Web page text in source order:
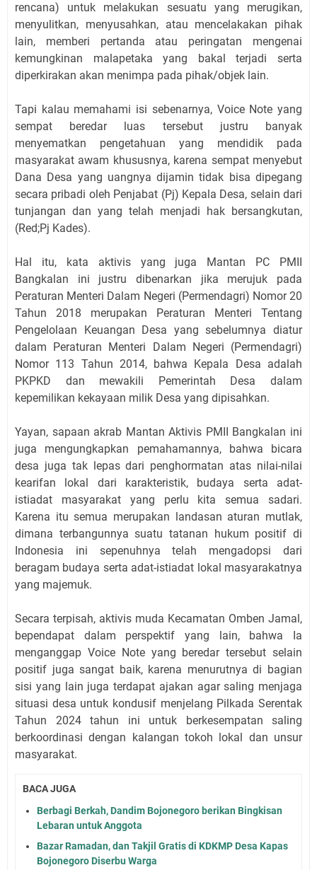
rencana) untuk melakukan sesuatu yang merugikan,
menyulitkan, menyusahkan, atau mencelakakan pihak
lain, memberi pertanda atau peringatan mengenai
kemungkinan malapetaka yang bakal terjadi serta
diperkirakan akan menimpa pada pihak/objek lain.
Tapi kalau memahami isi sebenarnya, Voice Note yang
sempat beredar luas tersebut justru banyak
menyematkan pengetahuan yang mendidik pada
masyarakat awam khususnya, karena sempat menyebut
Dana Desa yang uangnya dijamin tidak bisa dipegang
secara pribadi oleh Penjabat (Pj) Kepala Desa, selain dari
tunjangan dan yang telah menjadi hak bersangkutan,
(Red;Pj Kades).
Hal itu, kata aktivis yang juga Mantan PC PMII
Bangkalan ini justru dibenarkan jika merujuk pada
Peraturan Menteri Dalam Negeri (Permendagri) Nomor 20
Tahun 2018 merupakan Peraturan Menteri Tentang
Pengelolaan Keuangan Desa yang sebelumnya diatur
dalam Peraturan Menteri Dalam Negeri (Permendagri)
Nomor 113 Tahun 2014, bahwa Kepala Desa adalah
PKPKD dan mewakili Pemerintah Desa dalam
kepemilikan kekayaan milik Desa yang dipisahkan.
Yayan, sapaan akrab Mantan Aktivis PMII Bangkalan ini
juga mengungkapkan pemahamannya, bahwa bicara
desa juga tak lepas dari penghormatan atas nilai-nilai
kearifan lokal dari karakteristik, budaya serta adat-
istiadat masyarakat yang perlu kita semua sadari.
Karena itu semua merupakan landasan aturan mutlak,
dimana terbangunnya suatu tatanan hukum positif di
Indonesia ini sepenuhnya telah mengadopsi dari
beragam budaya serta adat-istiadat lokal masyarakatnya
yang majemuk.
Secara terpisah, aktivis muda Kecamatan Omben Jamal,
bependapat dalam perspektif yang lain, bahwa Ia
menganggap Voice Note yang beredar tersebut selain
positif juga sangat baik, karena menurutnya di bagian
sisi yang lain juga terdapat ajakan agar saling menjaga
situasi desa untuk kondusif menjelang Pilkada Serentak
Tahun 2024 tahun ini untuk berkesempatan saling
berkoordinasi dengan kalangan tokoh lokal dan unsur
masyarakat.
BACA JUGA
Berbagi Berkah, Dandim Bojonegoro berikan Bingkisan
Lebaran untuk Anggota
Bazar Ramadan, dan Takjil Gratis di KDKMP Desa Kapas
Bojonegoro Diserbu Warga